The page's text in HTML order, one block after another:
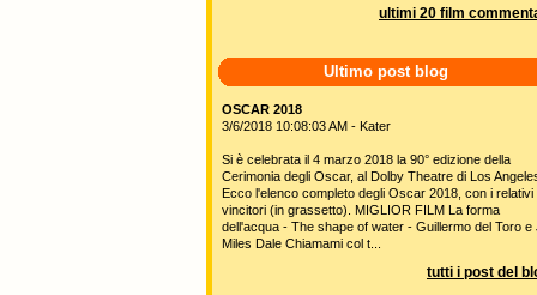
ultimi 20 film
Ultimo post blog
OSCAR 2018
3/6/2018 10:08:03 AM - Kater
Si è celebrata il 4 marzo 2018 la 90° edizione della
Cerimonia degli Oscar, al Dolby Theatre di Los
Ecco l'elenco completo degli Oscar 2018, con i relativi
vincitori (in grassetto). MIGLIOR FILM La forma
dell'acqua - The shape of water - Guillermo del Toro e
Miles Dale Chiamami col t...
tutti i post del